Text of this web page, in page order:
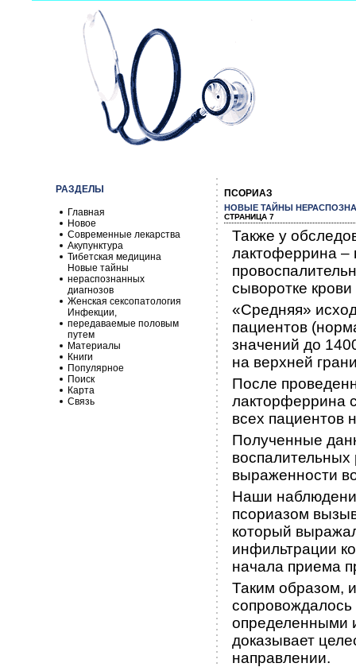
РАЗДЕЛЫ
Главная
Новое
Современные лекарства
Акупунктура
Тибетская медицина
Новые тайны
нераспознанных
диагнозов
Женская сексопатология
Инфекции,
передаваемые половым
путем
Материалы
Книги
Популярное
Поиск
Карта
Связь
ПСОРИАЗ
НОВЫЕ ТАЙНЫ
СТРАНИЦА 7
Также у
лактоферрина –
сыворотке
«Средняя»
пациентов
значений до
на верхней
После
лакторферрина
всех пациентов
Полученные
воспалительных
выраженности
Наши
псориазом
который
инфильтрации
начала приема
Таким образом,
определенными
доказывает
направлении.